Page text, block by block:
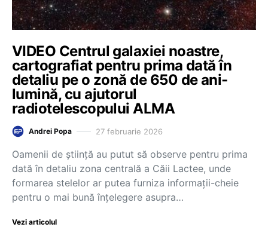
VIDEO Centrul galaxiei noastre,
cartografiat pentru prima dată în
detaliu pe o zonă de 650 de ani-
lumină, cu ajutorul
radiotelescopului ALMA
Andrei Popa 27 februarie 2026
Oamenii de știință au putut să observe pentru prima
dată în detaliu zona centrală a Căii Lactee, unde
formarea stelelor ar putea furniza informații-cheie
pentru o mai bună înțelegere asupra…
Vezi articolul